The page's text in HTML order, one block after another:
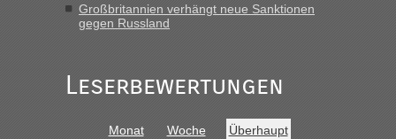
Bernd D-UAinBerichte und Reisetipps • Re: An welchem
Grenzübergang zwischen Polen und der Ukraine geht es am
„Bin am Montag 15.6.26 um 8 Uhr in Urgyniw ausgereist,
das erste Mal an einem Montagmorgen ca. 15 Fahrzeuge
Minuten wurde dann die nächste Welle...“
Großbritannien verhängt neue Sanktionen
gegen Russland
Leserbewertungen
Monat Woche Überhaupt